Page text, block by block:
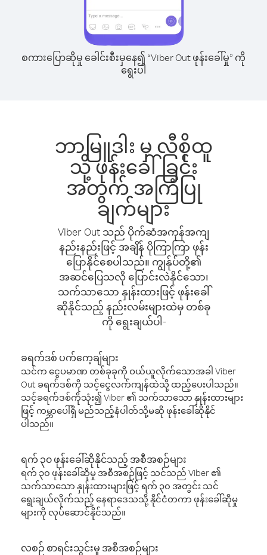
စကားပြောဆိုမှု ခေါင်းစီးမှနေ၍ “Viber Out ဖုန်းခေါ်မှု” ကို
ရွေးပါ
ဘာမြူဒါး မှ လီစိုထူ
သို့ ဖုန်းခေါ်ခြင်း
အတွက် အကြံပြု
ချက်များ
Viber Out သည် ပိုက်ဆံအကုန်အကျ
နည်းနည်းဖြင့် အချိန် ပိုကြာကြာ ဖုန်း
ပြောနိုင်စေပါသည်။ ကျွန်ုပ်တို့၏
အဆင်ပြေသလို ပြောင်းလဲနိုင်သော၊
သက်သာသော နှုန်းထားဖြင့် ဖုန်းခေါ်
ဆိုနိုင်သည့် နည်းလမ်းများထဲမှ တစ်ခု
ကို ရွေးချယ်ပါ-
ခရက်ဒစ် ပက်ကေ့ချ်များ
သင်က ငွေပမာဏ တစ်ခုခုကို ဝယ်ယူလိုက်သောအခါ Viber
Out ခရက်ဒစ်ကို သင့်ငွေလက်ကျန်ထဲသို့ ထည့်ပေးပါသည်။
သင့်ခရက်ဒစ်ကိုသုံး၍ Viber ၏ သက်သာသော နှုန်းထားများ
ဖြင့် ကမ္ဘာပေါ်ရှိ မည်သည့်နံပါတ်သို့မဆို ဖုန်းခေါ်ဆိုနိုင်
ပါသည်။
ရက် ၃၀ ဖုန်းခေါ်ဆိုနိုင်သည့် အစီအစဉ်များ
ရက် ၃၀ ဖုန်းခေါ်ဆိုမှု အစီအစဉ်ဖြင့် သင်သည် Viber ၏
သက်သာသော နှုန်းထားများဖြင့် ရက် ၃၀ အတွင်း သင်
ရွေးချယ်လိုက်သည့် နေရာဒေသသို့ နိုင်ငံတကာ ဖုန်းခေါ်ဆိုမှု
များကို လုပ်ဆောင်နိုင်သည်။
လစဉ် စာရင်းသွင်းမှု အစီအစဉ်များ